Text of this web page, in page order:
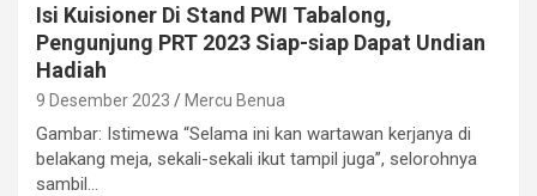
Isi Kuisioner Di Stand PWI Tabalong,
Pengunjung PRT 2023 Siap-siap Dapat Undian
Hadiah
9 Desember 2023 Mercu Benua
Gambar: Istimewa “Selama ini kan wartawan kerjanya di
belakang meja, sekali-sekali ikut tampil juga”, selorohnya
sambil…